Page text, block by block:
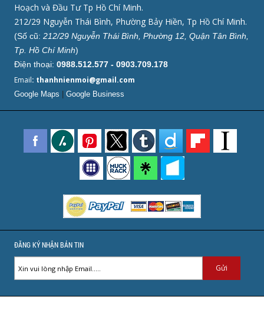
Hoạch và Đầu Tư Tp Hồ Chí Minh.
212/29 Nguyễn Thái Bình, Phường Bảy Hiền, Tp Hồ Chí Minh.
(Số cũ: 212/29 Nguyễn Thái Bình, Phường 12, Quận Tân Bình,
Tp. Hồ Chí Minh)
Điện thoại: 0988.512.577 - 0903.709.178
Email: thanhnienmoi@gmail.com
Google Maps Google Business
ĐĂNG KÝ NHẬN BẢN TIN